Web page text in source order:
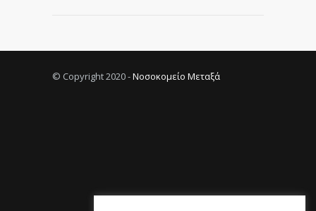
© Copyright 2020 -Νοσοκομείο Μεταξά